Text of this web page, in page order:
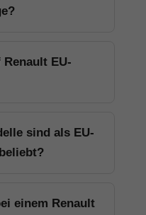
EU-
sind als EU-
einem Renault